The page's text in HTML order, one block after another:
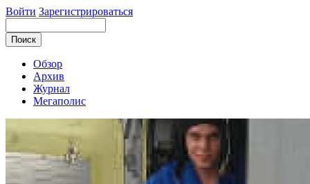
Войти Зарегистрироваться
Обзор
Архив
Журнал
Мегаполис